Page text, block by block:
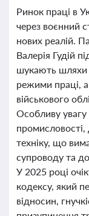
Ринок праці в
через воєнний
нових реалій.
Валерія Гудій
шукають шляхи
режими праці,
військового
Особливу
промисловості,
техніку, що
супроводу та
У 2025 році
кодексу, який
відносин,